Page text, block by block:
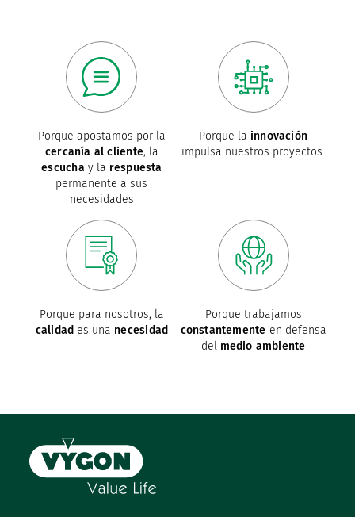
Porque apostamos por la
cercanía al cliente, la
escucha y la respuesta
permanente a sus
necesidades
Porque la innovación
impulsa nuestros proyectos
Porque para nosotros, la
calidad es una necesidad
Porque trabajamos
constantemente en defensa
del medio ambiente